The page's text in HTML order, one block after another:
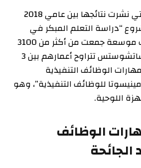
استندت الدراسة، التي نشرت نتائجها بين عامي 2018
مشروع “دراسة التعلم المبكر في
هارفارد”، إلى بيانات موسعة جمعت من أكثر من 3100
طفل في ولاية ماساتشوستس تتراوح أعمارهم بين 3
مهارات الوظائف التنفيذية
للوظائف التنفيذية”، وهو
اللوحية.
الوظائف
الجائحة